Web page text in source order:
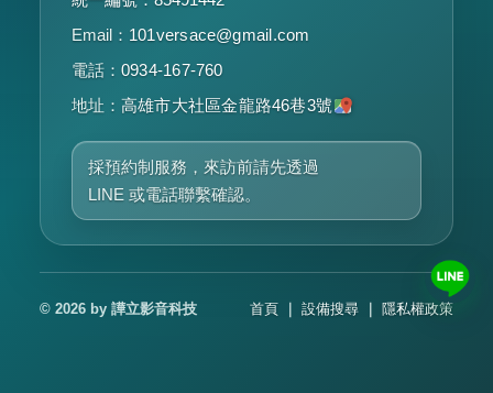
Email： 101versace@gmail.com
電話： 0934-167-760
地址： 高雄市大社區金龍路46巷3號
採預約制服務，來訪前請先透過
LINE 或電話聯繫確認。
© 2026 by 譁立影音科技 首頁 設備搜尋 隱私權政策